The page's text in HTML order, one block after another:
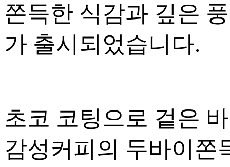
쫀득한 식감과 깊은
가 출시되었습니다.
초코 코팅으로 겉은
감성커피의 두바이쫀